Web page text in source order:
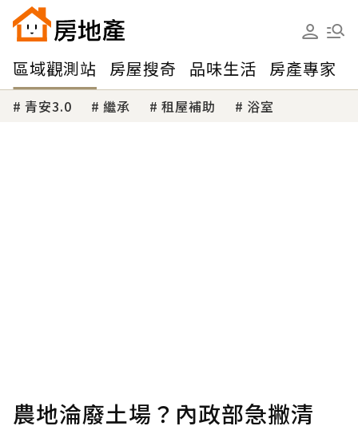
區域觀測站 房屋搜奇 品味生活 房產專家
青安3.0 繼承 租屋補助 浴室
農地淪廢土場？內政部急撇清